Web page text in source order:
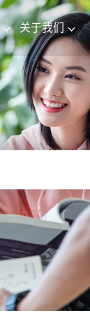
关于我们